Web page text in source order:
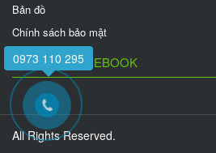
Bản đồ
Chính sách bảo mật
FANPAGE FACEBOOK
All Rights Reserved.
0973 110 295